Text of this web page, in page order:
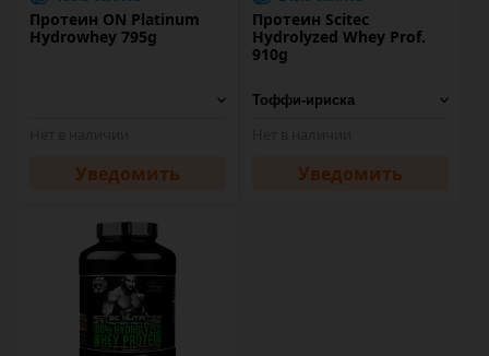
Протеин ON Platinum
Hydrowhey 795g
Уведомить
Протеин Scitec
Hydrolyzed Whey Prof.
910g
Уведомить